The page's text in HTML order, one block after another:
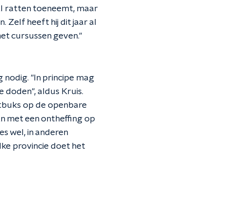
ratten toeneemt, maar
Zelf heeft hij dit jaar al
cursussen geven."
nodig. "In principe mag
doden", aldus Kruis.
op de openbare
met een ontheffing op
wel, in anderen
provincie doet het